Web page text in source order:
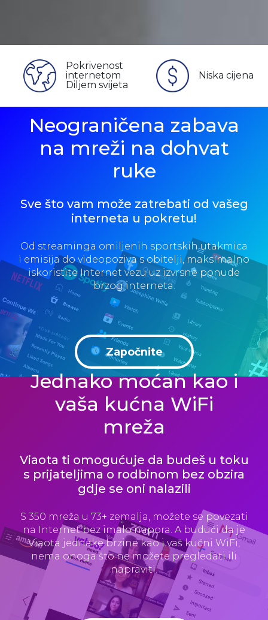
Pokrivenost
internetom
Diljem svijeta
Niska cijena
Neograničena zabava
na mreži na dohvat
ruke
Sve što vam može zatrebati od vašeg
interneta u pokretu!
Od streaminga omiljenih sportskih utakmica
i emisija do videopoziva s obitelji, maksimalno
iskoristite Internet vezu uz izvrsne ponude
brzog interneta.
Započnite
Jednako moćan kao i
vaša kućna WiFi
mreža
Viaota ti omogućuje da budeš u toku
s prijateljima o rodbinom bez obzira
gdje se oni nalazili
S 350 mreža u 73+ zemalja, možete se povezati
na Internet bez imalo napora. A budući da je
Viaota jednake brzine kao i vaš kućni WiFi,
nema onoga što ne možete pregledati ili
napraviti.